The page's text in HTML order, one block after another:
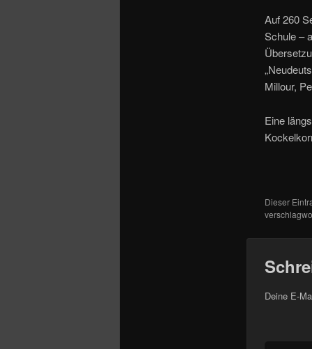
Auf 260
Schule –
Millour,
Eine
Dieser
Deine E-